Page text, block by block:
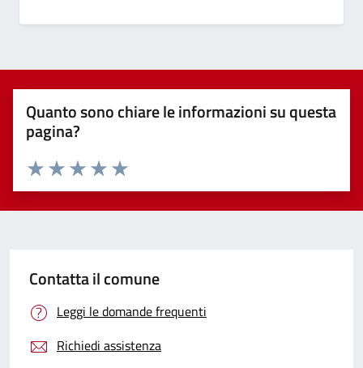
Quanto sono chiare le informazioni su questa
pagina?
Valuta 5 stelle su 5
Valuta 4 stelle su 5
Valuta 3 stelle su 5
Valuta 2 stelle su 5
Valuta 1 stelle su 5
Contatta il comune
Leggi le domande frequenti
Richiedi assistenza